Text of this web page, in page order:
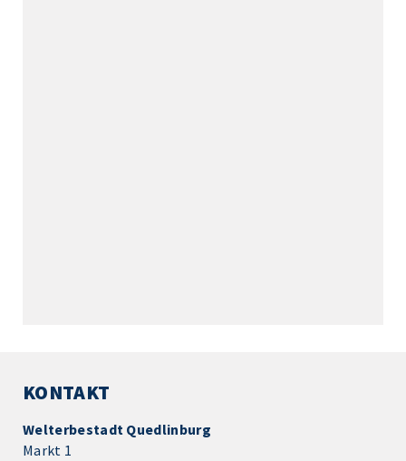
KONTAKT
Welterbestadt Quedlinburg
Markt 1